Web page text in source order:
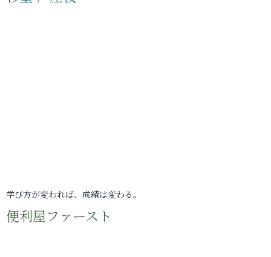
学び方が変われば、成績は変わる。
便利屋ファースト